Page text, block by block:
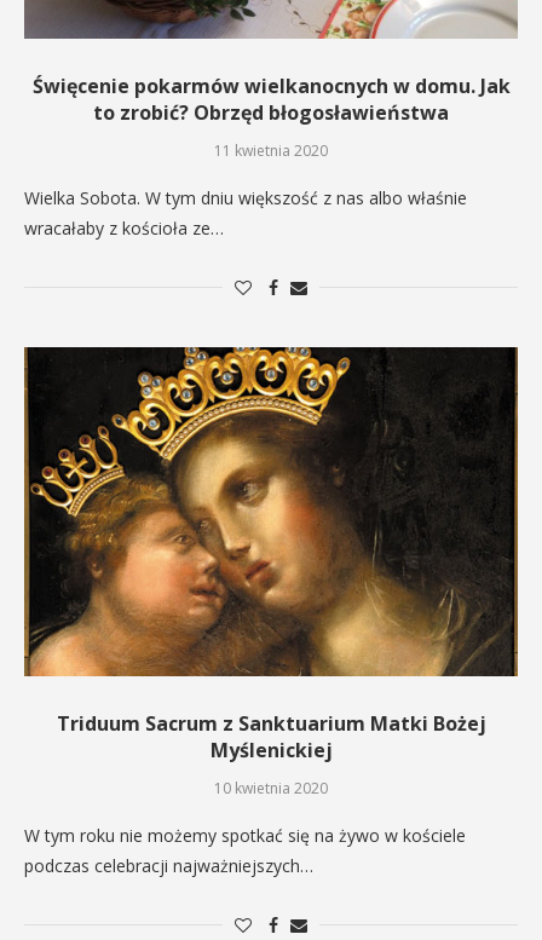
Święcenie pokarmów wielkanocnych w domu. Jak
to zrobić? Obrzęd błogosławieństwa
11 kwietnia 2020
Wielka Sobota. W tym dniu większość z nas albo właśnie
wracałaby z kościoła ze…
Triduum Sacrum z Sanktuarium Matki Bożej
Myślenickiej
10 kwietnia 2020
W tym roku nie możemy spotkać się na żywo w kościele
podczas celebracji najważniejszych…